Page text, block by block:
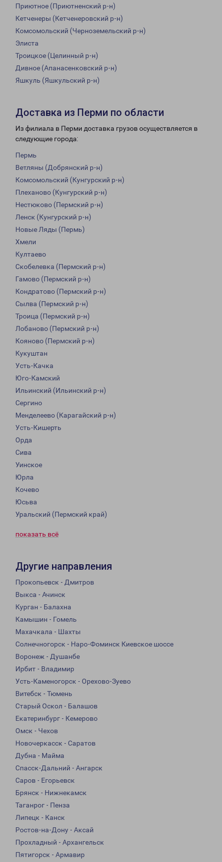
Приютное (Приютненский р-н)
Кетченеры (Кетченеровский р-н)
Комсомольский (Черноземельский р-н)
Элиста
Троицкое (Целинный р-н)
Дивное (Апанасенковский р-н)
Яшкуль (Яшкульский р-н)
Доставка из Перми по области
Из филиала в Перми доставка грузов осуществляется в
следующие города:
Пермь
Ветляны (Добрянский р-н)
Комсомольский (Кунгурский р-н)
Плеханово (Кунгурский р-н)
Нестюково (Пермский р-н)
Ленск (Кунгурский р-н)
Новые Ляды (Пермь)
Хмели
Култаево
Скобелевка (Пермский р-н)
Гамово (Пермский р-н)
Кондратово (Пермский р-н)
Сылва (Пермский р-н)
Троица (Пермский р-н)
Лобаново (Пермский р-н)
Кояново (Пермский р-н)
Кукуштан
Усть-Качка
Юго-Камский
Ильинский (Ильинский р-н)
Сергино
Менделеево (Карагайский р-н)
Усть-Кишерть
Орда
Сива
Уинское
Юрла
Кочево
Юсьва
Уральский (Пермский край)
показать всё
Другие направления
Прокопьевск - Дмитров
Выкса - Ачинск
Курган - Балахна
Камышин - Гомель
Махачкала - Шахты
Солнечногорск - Наро-Фоминск Киевское шоссе
Воронеж - Душанбе
Ирбит - Владимир
Усть-Каменогорск - Орехово-Зуево
Витебск - Тюмень
Старый Оскол - Балашов
Екатеринбург - Кемерово
Омск - Чехов
Новочеркасск - Саратов
Дубна - Майма
Спасск-Дальний - Ангарск
Саров - Егорьевск
Брянск - Нижнекамск
Таганрог - Пенза
Липецк - Канск
Ростов-на-Дону - Аксай
Прохладный - Архангельск
Пятигорск - Армавир